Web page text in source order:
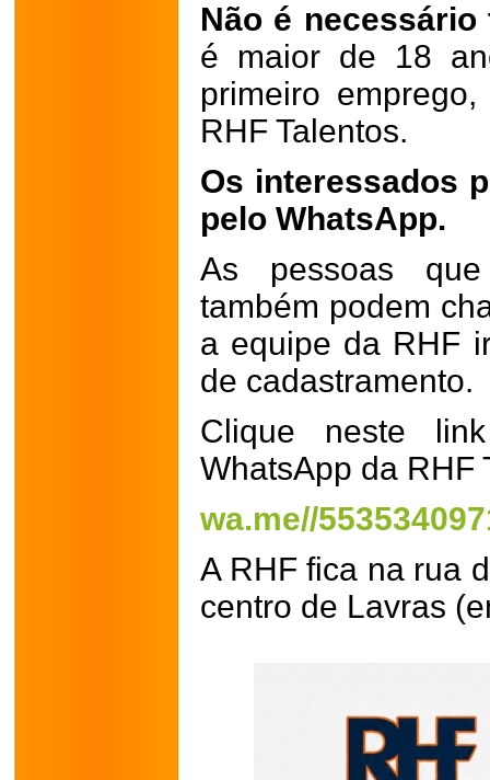
Não é
é maior de 18
primeiro
RHF Talentos.
Os interessados
pelo WhatsApp.
As pessoas
também podem
a equipe da RHF
de cadastramento.
Clique neste
WhatsApp da RHF
wa.me//
A RHF fica na rua
centro de Lavras